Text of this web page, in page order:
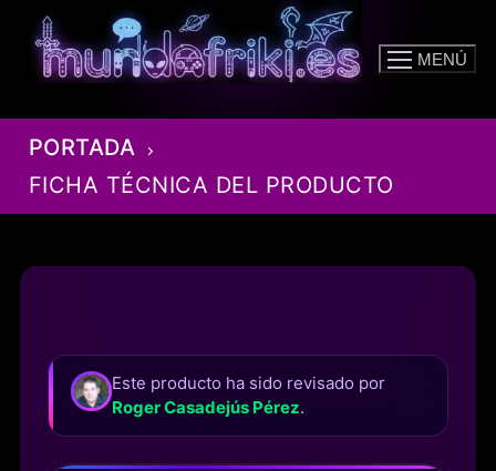
contenido
MENÚ
PORTADA
FICHA TÉCNICA DEL PRODUCTO
Este producto ha sido revisado por
Roger Casadejús Pérez.